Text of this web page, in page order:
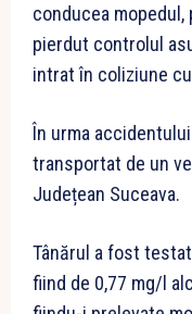
conducea mopedul,
pierdut controlul
intrat în coliziune
În urma
transportat de un
Județean Suceava.
Tânărul a fost
fiind de 0,77 mg/l